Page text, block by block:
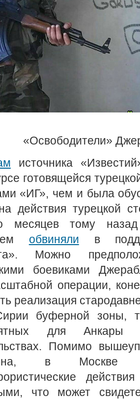
«Освободители»
источника
готовящейся
«ИГ», чем и была
действия турецкой
месяцев тому
обвиняли в
Можно
боевиками
операции,
реализация
буферной зоны,
для Анкары
Помимо
в
что может